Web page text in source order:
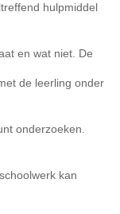
hulpmiddel
en wat niet. De
de leerling onder
onderzoeken.
kan